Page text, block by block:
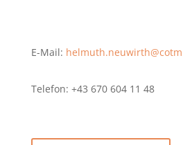
E-Mail:
Telefon: +43 670 604 11 48